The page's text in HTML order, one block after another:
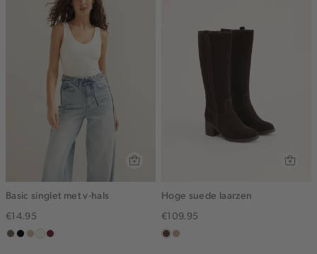
Basic singlet met v-hals
€14.95
middenbruin
zwartlichtzand
wit,bordeaux
Hoge suede laarzen
€109.95
donkerbruin
zand